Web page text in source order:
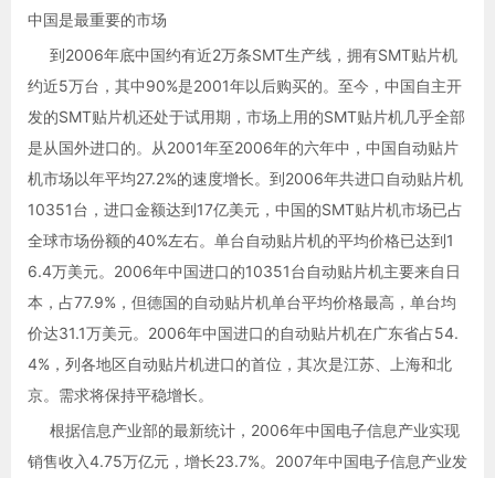
中国是最重要的市场
到2006年底中国约有近2万条SMT生产线，拥有SMT贴片机
约近5万台，其中90%是2001年以后购买的。至今，中国自主开
发的SMT贴片机还处于试用期，市场上用的SMT贴片机几乎全部
是从国外进口的。从2001年至2006年的六年中，中国自动贴片
机市场以年平均27.2%的速度增长。到2006年共进口自动贴片机
10351台，进口金额达到17亿美元，中国的SMT贴片机市场已占
全球市场份额的40%左右。单台自动贴片机的平均价格已达到1
6.4万美元。2006年中国进口的10351台自动贴片机主要来自日
本，占77.9%，但德国的自动贴片机单台平均价格最高，单台均
价达31.1万美元。2006年中国进口的自动贴片机在广东省占54.
4%，列各地区自动贴片机进口的首位，其次是江苏、上海和北
京。需求将保持平稳增长。
根据信息产业部的最新统计，2006年中国电子信息产业实现
销售收入4.75万亿元，增长23.7%。2007年中国电子信息产业发